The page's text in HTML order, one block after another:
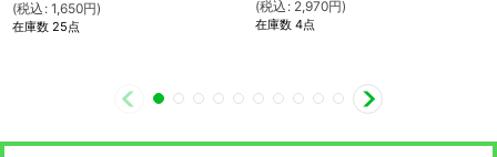
(税込 : 1,650円)
在庫数 25点
(税込 : 2,970円)
在庫数 4点